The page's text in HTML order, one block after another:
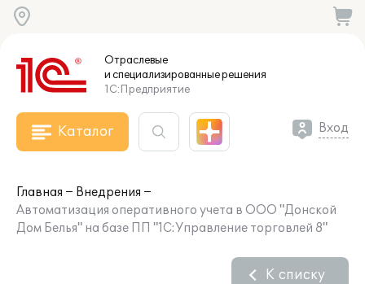
Отраслевые
и специализированныерешения
1С:Предприятие
Каталог Вход
Главная
Внедрения
Автоматизация оперативного учета в ООО "Донской
Дом Белья" на базе ПП "1С:Управление торговлей 8"
К списку